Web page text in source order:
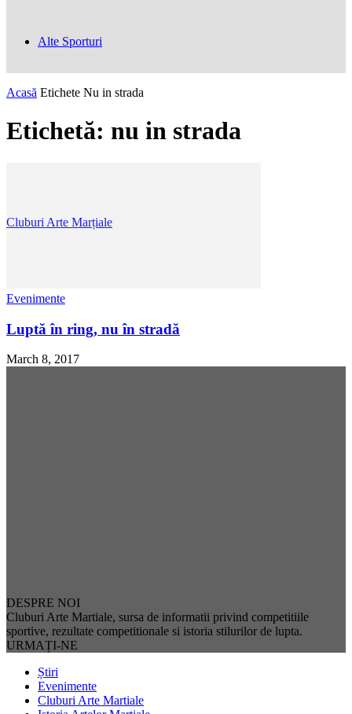
Cluburi Arte Marțiale
Alte Sporturi
Acasă Etichete Nu in strada
Etichetă: nu in strada
Evenimente
Luptă în ring, nu în stradă
March 8, 2017
DESPRE NOI
Cluburi Arte Martiale, sursa de informatii privind competitiile
sportive, rezultate competitionale si istoria stilurilor de lupta.
URMAȚI-NE
Știri
Evenimente
Cluburi Arte Martiale